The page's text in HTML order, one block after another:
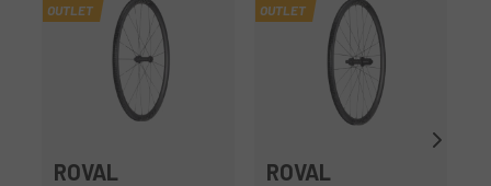
OUTLET
ROVAL
OUTLET
ROVAL